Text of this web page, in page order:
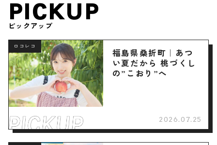
PICKUP
ピックアップ
ロコレコ
福島県桑折町｜あつ
い夏だから 桃づくし
の”こおり”へ
2026.07.25